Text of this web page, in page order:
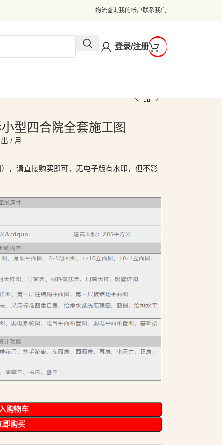
物流查询我的帐户联系我们
登录/注册
型四合院全套施工图
/ 月
，请直接购买即可，无电子版有水印，但不影
购物车
即购买